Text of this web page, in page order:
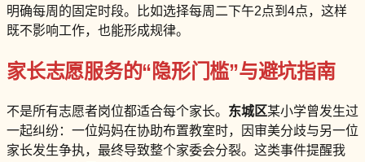
明确每周的固定时段。比如选择每周二下午2点到4点，这样
既不影响工作，也能形成规律。
家长志愿服务的“隐形门槛”与避坑指南
不是所有志愿者岗位都适合每个家长。 东城区某小学曾发生过
一起纠纷：一位妈妈在协助布置教室时，因审美分歧与另一位
家长发生争执，最终导致整个家委会分裂。这类事件提醒我